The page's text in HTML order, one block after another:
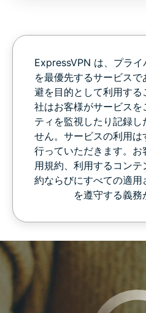
ExpressVPN は、プライ
を最優先するサービス
避を目的として利用する
社はお客様がサービス
ティを監視したり記録し
せん。サービスの利用
行っていただきます。
用規約、利用するコン
約ならびにすべての適
を遵守する義務